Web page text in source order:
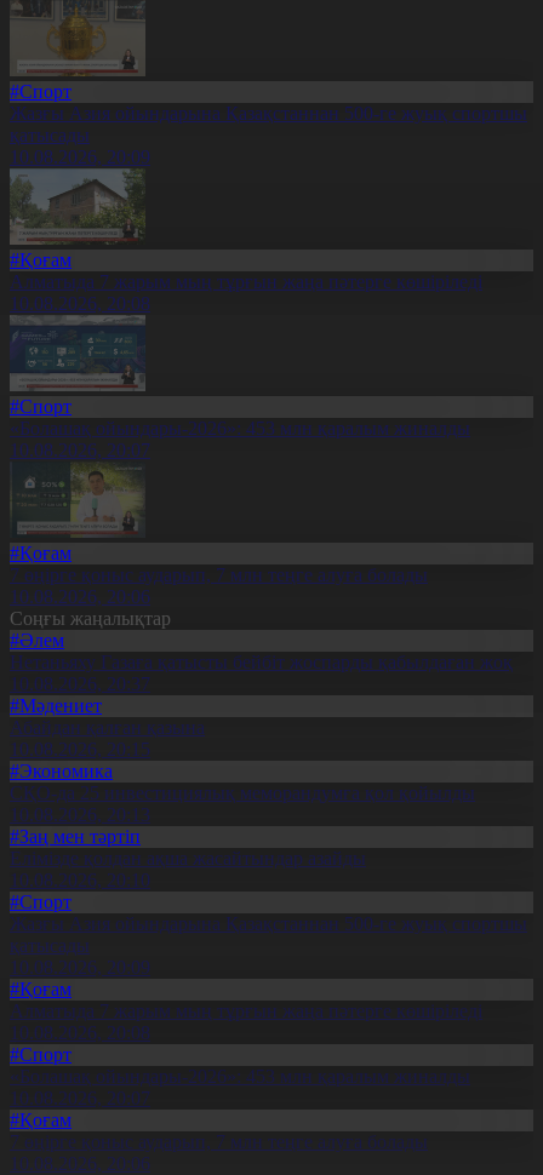
#Спорт
Жазғы Азия ойындарына Қазақстаннан 500-ге жуық спортшы
қатысады
10.08.2026, 20:09
#Қоғам
Алматыда 7 жарым мың тұрғын жаңа пәтерге көшіріледі
10.08.2026, 20:08
#Спорт
«Болашақ ойындары-2026»: 453 млн қаралым жиналды
10.08.2026, 20:07
#Қоғам
7 өңірге қоныс аударып, 7 млн теңге алуға болады
10.08.2026, 20:06
Соңғы жаңалықтар
#Әлем
Нетаньяху Газаға қатысты бейбіт жоспарды қабылдаған жоқ
10.08.2026, 20:37
#Мәдениет
Абайдан қалған қазына
10.08.2026, 20:15
#Экономика
СҚО-да 25 инвестициялық меморандумға қол қойылды
10.08.2026, 20:13
#Заң мен тәртіп
Елімізде қолдан ақша жасайтындар азайды
10.08.2026, 20:10
#Спорт
Жазғы Азия ойындарына Қазақстаннан 500-ге жуық спортшы
қатысады
10.08.2026, 20:09
#Қоғам
Алматыда 7 жарым мың тұрғын жаңа пәтерге көшіріледі
10.08.2026, 20:08
#Спорт
«Болашақ ойындары-2026»: 453 млн қаралым жиналды
10.08.2026, 20:07
#Қоғам
7 өңірге қоныс аударып, 7 млн теңге алуға болады
10.08.2026, 20:06